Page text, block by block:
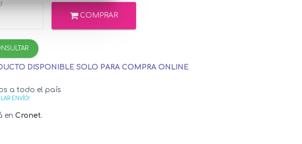
COMPRAR
DISPONIBLE SOLO PARA COMPRA ONLINE
a todo el país
ENVÍO!
en Cronet.